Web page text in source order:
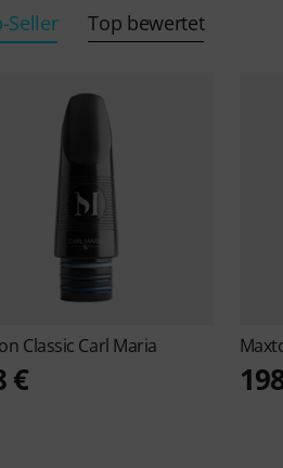
Seller Top bewertet
Classic Carl Maria
€